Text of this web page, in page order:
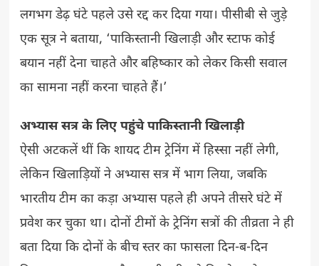
लगभग डेढ़ घंटे पहले उसे रद्द कर दिया गया। पीसीबी से जुड़े
एक सूत्र ने बताया, ‘पाकिस्तानी खिलाड़ी और स्टाफ कोई
बयान नहीं देना चाहते और बहिष्कार को लेकर किसी सवाल
का सामना नहीं करना चाहते हैं।’
अभ्यास सत्र के लिए पहुंचे पाकिस्तानी खिलाड़ी
ऐसी अटकलें थीं कि शायद टीम ट्रेनिंग में हिस्सा नहीं लेगी,
लेकिन खिलाड़ियों ने अभ्यास सत्र में भाग लिया, जबकि
भारतीय टीम का कड़ा अभ्यास पहले ही अपने तीसरे घंटे में
प्रवेश कर चुका था। दोनों टीमों के ट्रेनिंग सत्रों की तीव्रता ने ही
बता दिया कि दोनों के बीच स्तर का फासला दिन-ब-दिन